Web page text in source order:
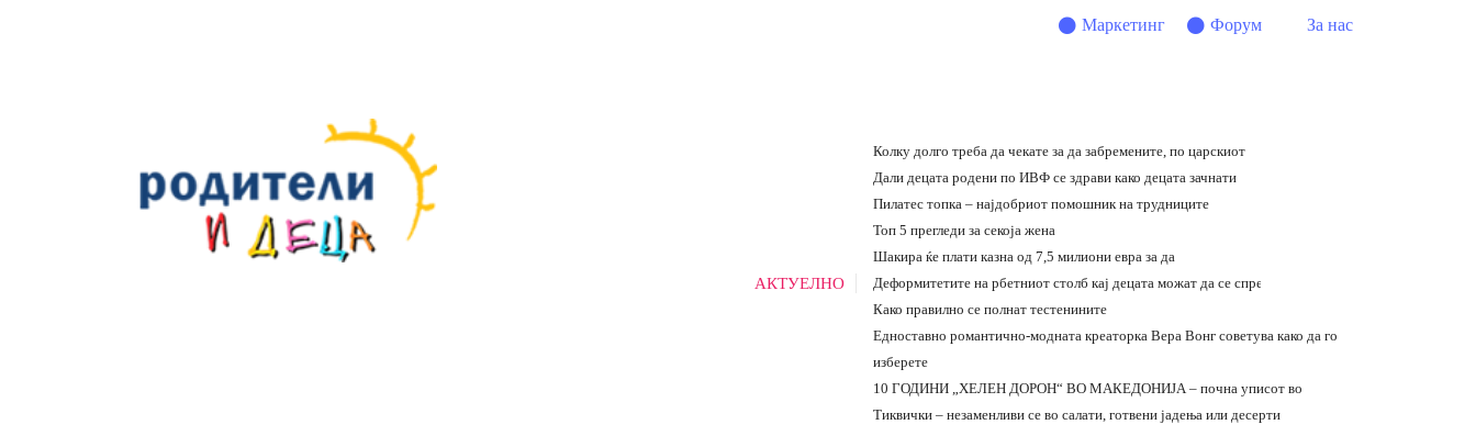
Маркетинг Форум За нас
АКТУЕЛНО
Колку долго треба да чекате за да забремените, по царскиот
Дали децата родени по ИВФ се здрави како децата зачнати
Пилатес топка – најдобриот помошник на трудниците
Топ 5 прегледи за секоја жена
Шакира ќе плати казна од 7,5 милиони евра за да
Деформитетите на рбетниот столб кај децата можат да се спречат
Како правилно се полнат тестенините
Едноставно романтично-модната креаторка Вера Вонг советува како да го
изберете
10 ГОДИНИ „ХЕЛЕН ДОРОН“ ВО МАКЕДОНИЈА – почна уписот во
Тиквички – незаменливи се во салати, готвени јадења или десерти